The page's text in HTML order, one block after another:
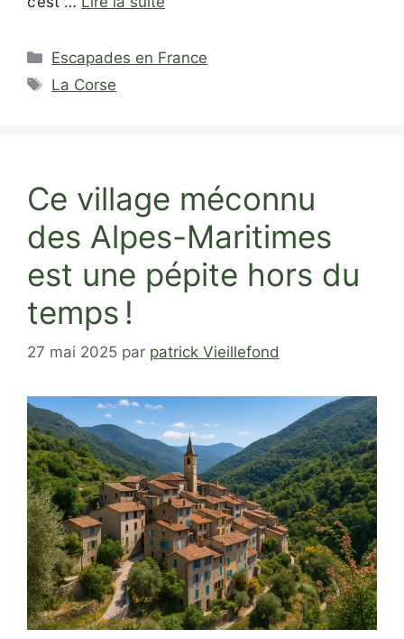
Catégories
Escapades en France
Étiquettes
La Corse
Ce village méconnu
des Alpes-Maritimes
est une pépite hors du
temps !
27 mai 2025 par patrick Vieillefond